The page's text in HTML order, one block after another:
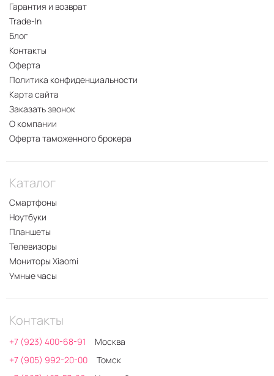
Гарантия и возврат
Trade-In
Блог
Контакты
Оферта
Политика конфиденциальности
Карта сайта
Заказать звонок
О компании
Оферта таможенного брокера
Каталог
Смартфоны
Ноутбуки
Планшеты
Телевизоры
Мониторы Xiaomi
Умные часы
Контакты
+7 (923) 400-68-91
Москва
+7 (905) 992-20-00
Томск